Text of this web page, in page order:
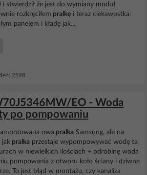
i stwierdził że jest do wymiany moduł
rozkręciłem pralkę i teraz ciekawostka:
panelem i kładę jak...
2598
EO - Woda
po pompowaniu
owa pralka Samsung, ale na
jak pralka przestaje wypompowywać wodę ta
w niewielkich ilościach + odrobinę woda
pompowania z otworu koło ściany i dziwne
To jest błąd w montażu, czy kanaliza